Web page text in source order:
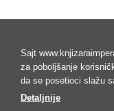
Sajt
za poboljšanje
da se posetioci slažu
Detaljnije